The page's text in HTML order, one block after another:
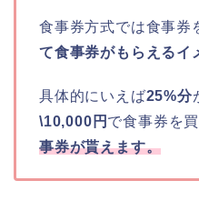
食事券方式では食事券
て食事券がもらえるイ
具体的にいえば25%分
\10,000円 で食事券を
事券が貰えます。